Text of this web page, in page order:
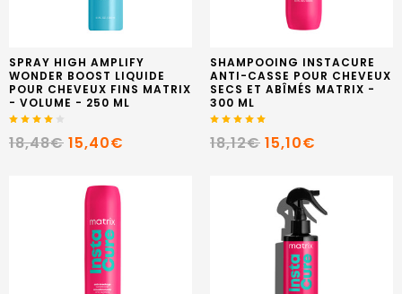
SPRAY HIGH AMPLIFY
WONDER BOOST LIQUIDE
POUR CHEVEUX FINS MATRIX
- VOLUME - 250 ML
18,48€ 15,40€
SHAMPOOING INSTACURE
ANTI-CASSE POUR CHEVEUX
SECS ET ABÎMÉS MATRIX -
300 ML
18,12€ 15,10€